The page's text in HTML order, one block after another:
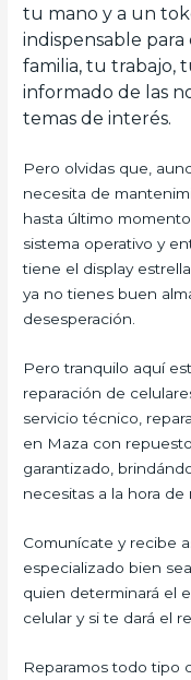
tu mano y a un
indispensable
familia, tu trabajo,
informado de las
temas de interés.
Pero olvidas que,
necesita de
hasta último
sistema operativo y
tiene el display
ya no tienes buen
desesperación.
Pero tranquilo aquí
reparación de
servicio técnico,
en Maza con
garantizado,
necesitas a la hora de
Comunícate y recibe
especializado bien
quien determinará el
celular y si te dará el
Reparamos todo tipo